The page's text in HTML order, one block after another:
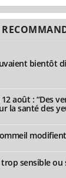
bientôt
août : “Des
la santé des
sensible ou